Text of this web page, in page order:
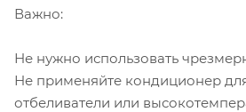
Важно:
Не нужно использовать
Не применяйте кондиционер
отбеливатели или